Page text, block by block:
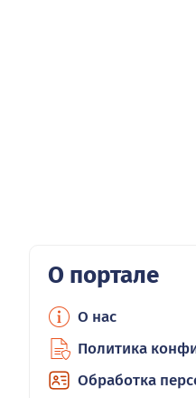
О портале
О нас
Политика
Обработка